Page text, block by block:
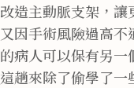
改造主動脈支架，
又因手術風險過高
的病人可以保有另一
這趟來除了偷學了